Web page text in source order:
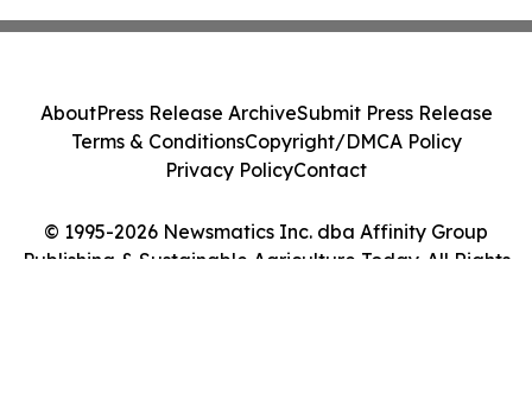
© 1995-2026 Newsmatics Inc. dba Affinity Group
Publishing & Sustainable Agriculture Today. All Rights
AboutPress Release ArchiveSubmit Press Release
Terms & ConditionsCopyright/DMCA Policy
Privacy PolicyContact